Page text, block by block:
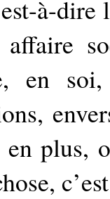
à-
affaire
en
plus,